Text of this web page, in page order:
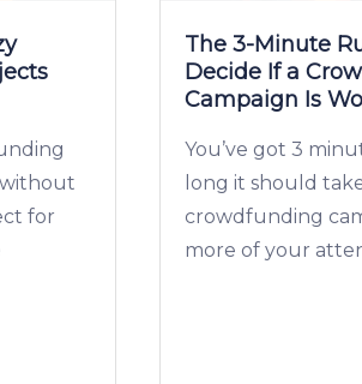
for
The 3-Minute
Decide If a
Campaign Is
You’ve got 3
long it should
crowdfunding
more of your